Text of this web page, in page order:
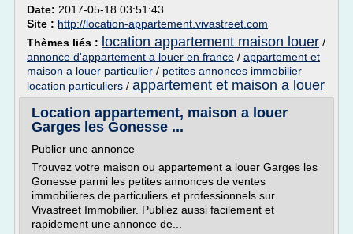
Date: 2017-05-18 03:51:43
Site : http://location-appartement.vivastreet.com
Thèmes liés : location appartement maison louer /
annonce d'appartement a louer en france / appartement et
maison a louer particulier / petites annonces immobilier
location particuliers / appartement et maison a louer
Location appartement, maison a louer
Garges les Gonesse ...
Publier une annonce
Trouvez votre maison ou appartement a louer Garges les
Gonesse parmi les petites annonces de ventes
immobilieres de particuliers et professionnels sur
Vivastreet Immobilier. Publiez aussi facilement et
rapidement une annonce de...